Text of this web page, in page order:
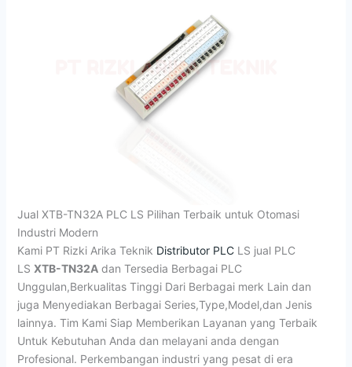
Jual XTB-TN32A PLC LS Pilihan Terbaik untuk Otomasi
Industri Modern
Kami PT Rizki Arika Teknik Distributor PLCLS jual PLC
LS XTB-TN32Adan Tersedia Berbagai PLC
Unggulan,Berkualitas Tinggi Dari Berbagai merk Lain dan
juga Menyediakan Berbagai Series,Type,Model,dan Jenis
lainnya. Tim Kami Siap Memberikan Layanan yang Terbaik
Untuk Kebutuhan Anda dan melayani anda dengan
Profesional. Perkembangan industri yang pesat di era